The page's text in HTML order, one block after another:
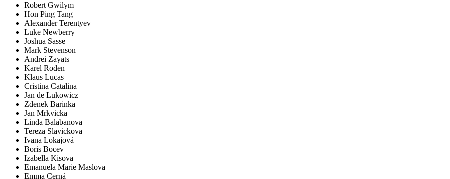
Robert Gwilym
Hon Ping Tang
Alexander Terentyev
Luke Newberry
Joshua Sasse
Mark Stevenson
Andrei Zayats
Karel Roden
Klaus Lucas
Cristina Catalina
Jan de Lukowicz
Zdenek Barinka
Jan Mrkvicka
Linda Balabanova
Tereza Slavickova
Ivana Lokajová
Boris Bocev
Izabella Kisova
Emanuela Marie Maslova
Emma Cerná